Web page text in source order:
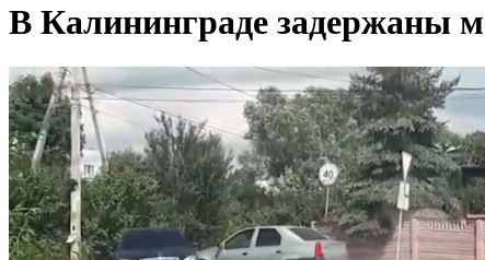
В Калининграде задержаны